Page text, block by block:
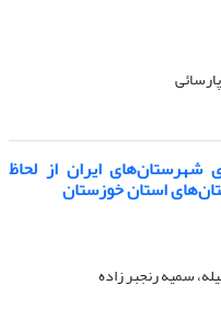
شهرستان‌های ایران از لحاظ
استان خوزستان
سمیه رنجبر زاده